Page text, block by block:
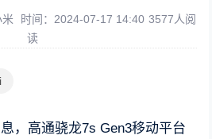
时间：2024-07-17 14:40 3577人阅
读
，高通骁龙7s Gen3移动平台